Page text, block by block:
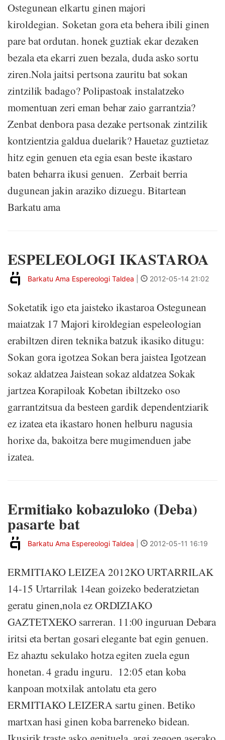
Ostegunean elkartu ginen majori
kiroldegian. Soketan gora eta behera ibili ginen
pare bat ordutan. honek guztiak ekar dezaken
bezala eta ekarri zuen bezala, duda asko sortu
ziren.Nola jaitsi pertsona zauritu bat sokan
zintzilik badago? Polipastoak instalatzeko
momentuan zeri eman behar zaio garrantzia?
Zenbat denbora pasa dezake pertsonak zintzilik
kontzientzia galdua duelarik? Hauetaz guztietaz
hitz egin genuen eta egia esan beste ikastaro
baten beharra ikusi genuen. Zerbait berria
dugunean jakin araziko dizuegu. Bitartean
Barkatu ama
ESPELEOLOGI IKASTAROA
Barkatu Ama Espereologi Taldea 2012-05-14 21:02
Soketatik igo eta jaisteko ikastaroa Ostegunean
maiatzak 17 Majori kiroldegian espeleologian
erabiltzen diren teknika batzuk ikasiko ditugu:
Sokan gora igotzea Sokan bera jaistea Igotzean
sokaz aldatzea Jaistean sokaz aldatzea Sokak
jartzea Korapiloak Kobetan ibiltzeko oso
garrantzitsua da besteen gardik dependentziarik
ez izatea eta ikastaro honen helburu nagusia
horixe da, bakoitza bere mugimenduen jabe
izatea.
Ermitiako kobazuloko (Deba)
pasarte bat
Barkatu Ama Espereologi Taldea 2012-05-11 16:19
ERMITIAKO LEIZEA 2012KO URTARRILAK
14-15 Urtarrilak 14ean goizeko bederatzietan
geratu ginen,nola ez ORDIZIAKO
GAZTETXEKO sarreran. 11:00 inguruan Debara
iritsi eta bertan gosari elegante bat egin genuen.
Ez ahaztu sekulako hotza egiten zuela egun
honetan. 4 gradu inguru. 12:05 etan koba
kanpoan motxilak antolatu eta gero
ERMITIAKO LEIZERA sartu ginen. Betiko
martxan hasi ginen koba barreneko bidean.